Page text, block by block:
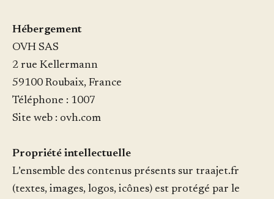
Hébergement
OVH SAS
2 rue Kellermann
59100 Roubaix, France
Téléphone : 1007
Site web : ovh.com
Propriété intellectuelle
L’ensemble des contenus présents sur traajet.fr
(textes, images, logos, icônes) est protégé par le